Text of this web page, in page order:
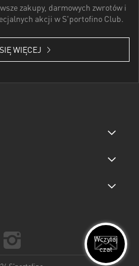
zakupy, darmowych zwrotów i
akcji w S'portofino Club.
WIĘCEJ
Wczytaj
czat